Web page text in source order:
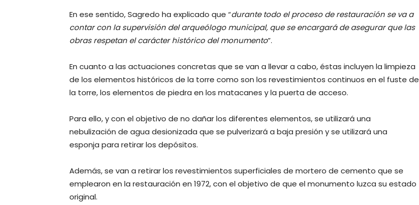
En ese sentido, Sagredo ha explicado que “durante todo el proceso de restauración se va a
contar con la supervisión del arqueólogo municipal, que se encargará de asegurar que las
obras respetan el carácter histórico del monumento”.
En cuanto a las actuaciones concretas que se van a llevar a cabo, éstas incluyen la limpieza
de los elementos históricos de la torre como son los revestimientos continuos en el fuste de
la torre, los elementos de piedra en los matacanes y la puerta de acceso.
Para ello, y con el objetivo de no dañar los diferentes elementos, se utilizará una
nebulización de agua desionizada que se pulverizará a baja presión y se utilizará una
esponja para retirar los depósitos.
Además, se van a retirar los revestimientos superficiales de mortero de cemento que se
emplearon en la restauración en 1972, con el objetivo de que el monumento luzca su estado
original.